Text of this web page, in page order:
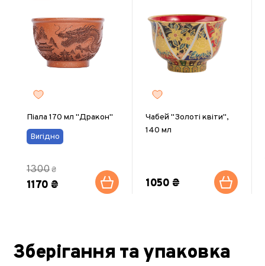
Піала 170 мл "Дракон"
Вигідно
1300₴
1170 ₴
Чабей "Золоті квіти",
140 мл
1050 ₴
Зберігання та упаковка